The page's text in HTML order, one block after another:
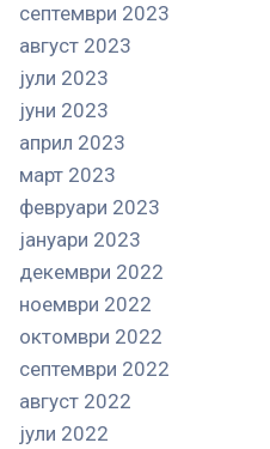
септември 2023
август 2023
јули 2023
јуни 2023
април 2023
март 2023
февруари 2023
јануари 2023
декември 2022
ноември 2022
октомври 2022
септември 2022
август 2022
јули 2022